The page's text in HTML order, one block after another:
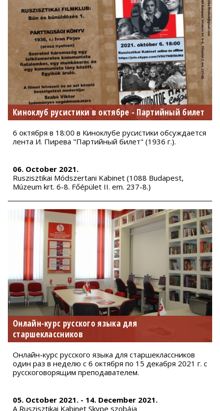
Киноклуб русистики в октябре - Партийный билет
6 октября в 18:00 в Киноклубе русистики обсуждается
лента И. Пирева "Партийный билет" (1936 г.).
06. October 2021.
Ruszisztikai Módszertani Kabinet (1088 Budapest,
Múzeum krt. 6-8. Főépület II. em. 237-8.)
Онлайн-курс русского языка для
старшеклассников
Онлайн-курс русского языка для старшеклассников
один раз в неделю с 6 октября по 15 декабря 2021 г. с
русскоговорящим преподавателем.
05. October 2021. - 14. December 2021.
A Ruszisztikai Kabinet Skype szobája